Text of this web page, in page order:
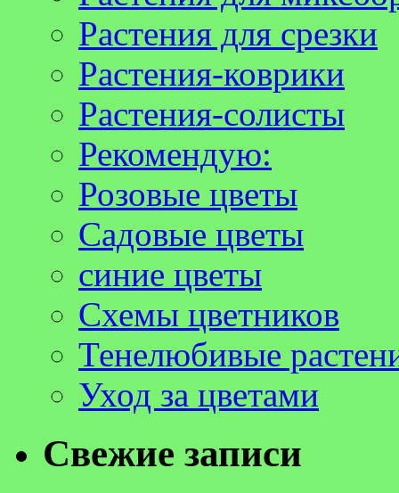
Растения для срезки
Растения-коврики
Растения-солисты
Рекомендую:
Розовые цветы
Садовые цветы
синие цветы
Схемы цветников
Тенелюбивые
Уход за цветами
Свежие записи